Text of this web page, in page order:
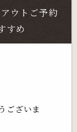
ウトご予約
すめ
ございま